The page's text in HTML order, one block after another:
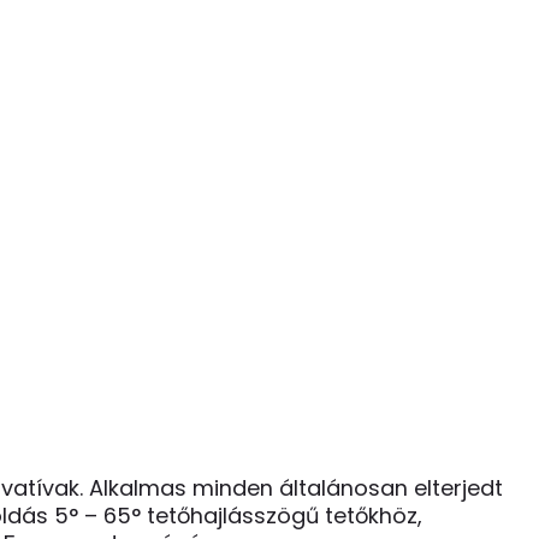
Alkalmas minden általánosan elterjedt
5° – 65° tetőhajlásszögű tetőkhöz,